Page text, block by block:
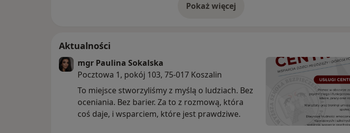
Pokaż więcejo doświadczeniu
Aktualności
mgr Paulina Sokalska
Pocztowa 1, pokój 103, 75-017 Koszalin
To miejsce stworzyliśmy z myślą o ludziach. Bez
oceniania. Bez barier. Za to z rozmową, która
coś daje, i wsparciem, które jest prawdziwe.